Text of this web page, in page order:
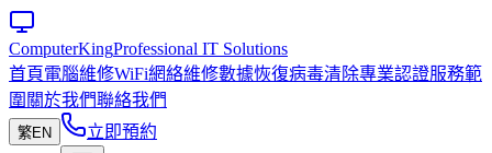
ComputerKingProfessional IT Solutions
首頁電腦維修WiFi網絡維修數據恢復病毒清除專業認證服務範
圍 關於我們聯絡我們
繁EN 立即預約